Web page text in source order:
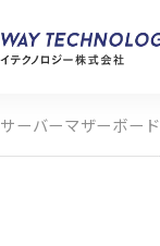
サーバーマザーボード